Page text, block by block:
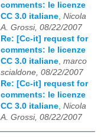
comments: le licenze
CC 3.0 italiane, Nicola
A. Grossi, 08/22/2007
Re: [Cc-it] request for
comments: le licenze
CC 3.0 italiane, marco
scialdone, 08/22/2007
Re: [Cc-it] request for
comments: le licenze
CC 3.0 italiane, Nicola
A. Grossi, 08/22/2007